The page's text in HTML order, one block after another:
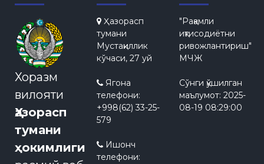
Хоразм
вилояти
Ҳазорасп
тумани
ҳокимлиги
Ҳазорасп
тумани
Мустақиллик
кўчаси, 27 уй
Ягона
телефони:
+998(62) 33-25-
579
Ишонч
телефони:
"Рақамли
иқтисодиётни
ривожлантириш"
МЧЖ
Сўнги қўшилган
маълумот: 2025-
08-19 08:29:00